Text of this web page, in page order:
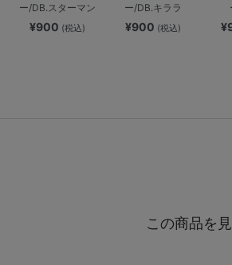
ー/DB.スターマン
¥900 (税込)
ー/DB.キララ
¥900 (税込)
この商品を